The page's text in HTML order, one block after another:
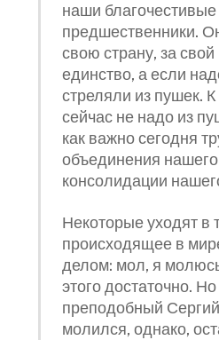
наши благочестивые
предшественники.
свою страну, за
единство, а если
стреляли из пушек.
сейчас не надо из
как важно сегодня
объединения
консолидации
Некоторые уходят в
происходящее в
делом: мол, я
этого достаточно.
преподобный
молился, однако,